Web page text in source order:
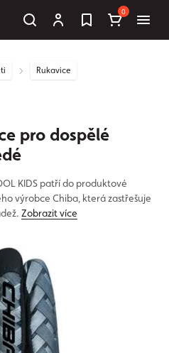
0
Rukavice
pro dospělé
KIDS patří do produktové
výrobce Chiba, která zastřešuje
Zobrazit více